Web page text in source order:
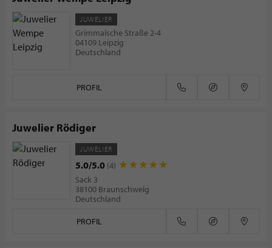
JUWELIER
Grimmaische Straße 2-4
04109 Leipzig
Deutschland
PROFIL
Juwelier Rödiger
JUWELIER
5.0/5.0 (4)
Sack 3
38100 Braunschweig
Deutschland
PROFIL